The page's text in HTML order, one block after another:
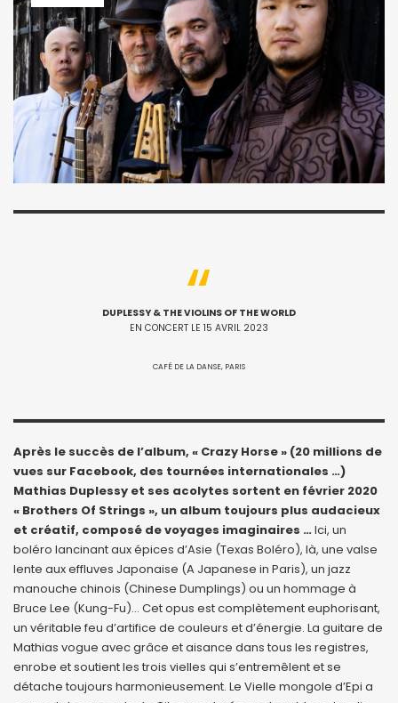
DUPLESSY & THE VIOLINS OF THE WORLD
EN CONCERT LE 15 AVRIL 2023
CAFÉ DE LA DANSE, PARIS
Après le succès de l’album, « Crazy Horse » (20 millions de
vues sur Facebook, des tournées internationales …)
Mathias Duplessy et ses acolytes sortent en février 2020
« Brothers Of Strings », un album toujours plus audacieux
et créatif, composé de voyages imaginaires …Ici, un
boléro lancinant aux épices d’Asie (Texas Boléro), là, une valse
lente aux effluves Japonaise (A Japanese in Paris), un jazz
manouche chinois (Chinese Dumplings) ou un hommage à
Bruce Lee (Kung-Fu)… Cet opus est complètement euphorisant,
un véritable feu d’artifice de couleurs et d’énergie. La guitare de
Mathias vogue avec grâce et aisance dans tous les registres,
enrobe et soutient les trois vielles qui s’entremêlent et se
détache toujours harmonieusement. Le Vielle mongole d’Epi a